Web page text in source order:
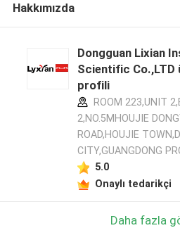
Hakkımızda
Dongguan Lixian
Scientific Co.,LTD
profili
ROOM 223,UNIT
2,NO.5MHOUJIE
ROAD,HOUJIE
CITY,GUANGDONG
5.0
Onaylı tedarikçi
Daha fazla